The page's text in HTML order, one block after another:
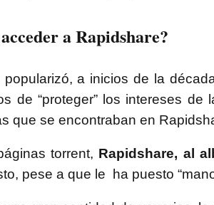
a Rapidshare?
a inicios de la
de “proteger” los intereses
que se encontraban en
torrent, Rapidshare, al
pese a que le ha puesto